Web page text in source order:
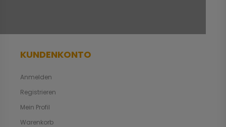
KUNDENKONTO
Anmelden
Registrieren
Mein Profil
Warenkorb